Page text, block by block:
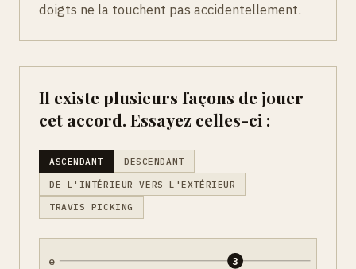
doigts ne la touchent pas accidentellement.
Il existe plusieurs façons de jouer
cet accord. Essayez celles-ci :
ASCENDANT DESCENDANT
DE L'INTÉRIEUR VERS L'EXTÉRIEUR
TRAVIS PICKING
e
3